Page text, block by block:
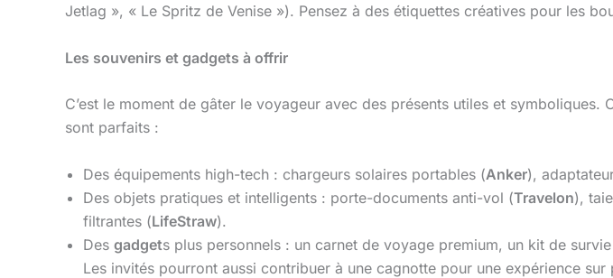
Jetlag », « Le Spritz de Venise »). Pensez à des étiquettes créatives pour les
Les souvenirs et gadgets à offrir
C’est le moment de gâter le voyageur avec des présents utiles et symboliques.
sont parfaits :
Des équipements high-tech : chargeurs solaires portables (Anker),
Des objets pratiques et intelligents : porte-documents anti-vol (Travelon),
filtrantes (LifeStraw).
Des gadgets plus personnels : un carnet de voyage premium, un kit de
Les invités pourront aussi contribuer à une cagnotte pour une expérience